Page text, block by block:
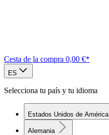
Cesta de la compra 0,00 €*
ES
Selecciona tu país y tu idioma
Estados Unidos de América
Alemania